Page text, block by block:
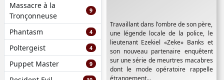
Massacre à la
Tronçonneuse
9
Phantasm 4
Poltergeist 4
Puppet Master 9
Travaillant dans l'ombre de son père,
une légende locale de la police, le
lieutenant Ezekiel «Zeke» Banks et
son nouveau partenaire enquêtent
sur une série de meurtres macabres
dont le mode opératoire rappelle
étrangement...